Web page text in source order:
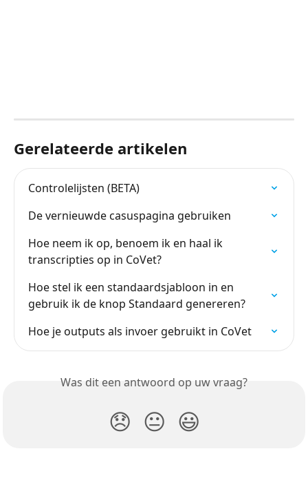
Gerelateerde artikelen
Controlelijsten (BETA)
De vernieuwde casuspagina gebruiken
Hoe neem ik op, benoem ik en haal ik
transcripties op in CoVet?
Hoe stel ik een standaardsjabloon in en
gebruik ik de knop Standaard genereren?
Hoe je outputs als invoer gebruikt in CoVet
Was dit een antwoord op uw vraag?
😞 😐 😃